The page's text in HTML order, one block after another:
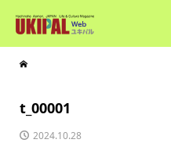
t_00001
2024.10.28